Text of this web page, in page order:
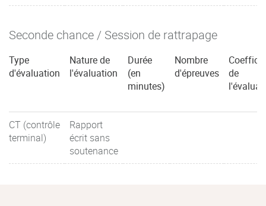
Seconde chance / Session de rattrapage
Type
d'évaluation
Nature de
l'évaluation
Durée
(en
minutes)
Nombre
d'épreuves
de
CT (contrôle
terminal)
Rapport
écrit sans
soutenance